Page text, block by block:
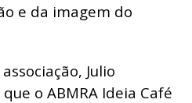
e da imagem do
Julio
o ABMRA Ideia Café